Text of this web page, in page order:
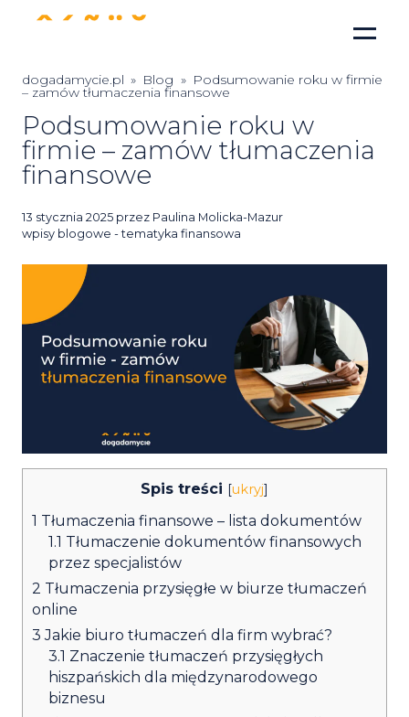
dogadamycie.pl » Blog » Podsumowanie roku w firmie
– zamów tłumaczenia finansowe
Podsumowanie roku w
firmie – zamów tłumaczenia
finansowe
Posted
on
13 stycznia 2025 przez Paulina Molicka-Mazur
wpisy blogowe - tematyka finansowa
Spis treści [ukryj]
1 Tłumaczenia finansowe – lista dokumentów
1.1 Tłumaczenie dokumentów finansowych
przez specjalistów
2 Tłumaczenia przysięgłe w biurze tłumaczeń
online
3 Jakie biuro tłumaczeń dla firm wybrać?
3.1 Znaczenie tłumaczeń przysięgłych
hiszpańskich dla międzynarodowego
biznesu